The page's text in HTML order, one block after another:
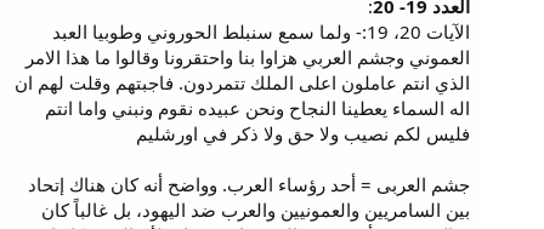
العدد 19- 20
:
الآيات 20، 19:- ولما سمع سنبلط الحوروني وطوبيا العبد
العموني وجشم العربي هزاوا بنا واحتقرونا وقالوا ما هذا الامر
الذي انتم عاملون اعلى الملك تتمردون. فاجبتهم وقلت لهم ان
اله السماء يعطينا النجاح ونحن عبيده نقوم ونبني واما انتم
فليس لكم نصيب ولا حق ولا ذكر في اورشليم
جشم العربى = أحد رؤساء العرب. وواضح أنه كان هناك إتحاد
بين السامريين والعمونيين والعرب ضد اليهود، بل غالباً كان